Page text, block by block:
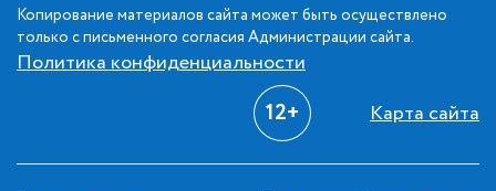
Копирование материалов сайта может быть осуществлено
только с письменного согласия Администрации сайта.
Политика конфиденциальности
12+ Карта сайта